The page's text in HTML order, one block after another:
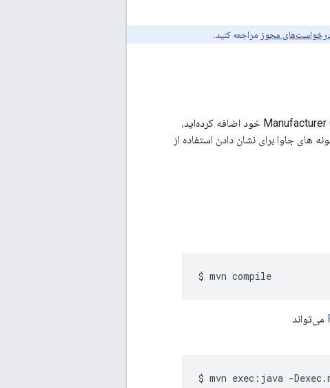
مجوز مراجعه کنید.
اکنون که یک حساب سرویس راه‌اندازی کرده‌اید و شناسه حساب سرویس را به حساب Manufacturer Center خود اضافه کرده‌اید،
های جاوا برای نشان دادن استفاده از
$ mvn
می‌تواند
$ mvn exec:java -